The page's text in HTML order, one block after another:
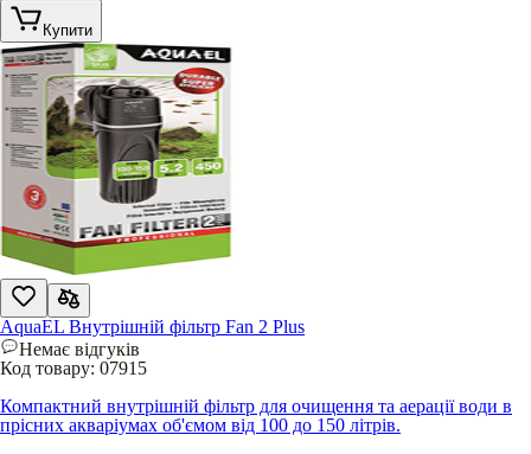
Купити
AquaEL Внутрішній фільтр Fan 2 Plus
Немає відгуків
Код товару: 07915
Компактний внутрішній фільтр для очищення та аерації води в
прісних акваріумах об'ємом від 100 до 150 літрів.